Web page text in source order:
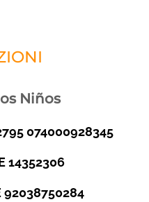
Niños
074000928345
14352306
92038750284